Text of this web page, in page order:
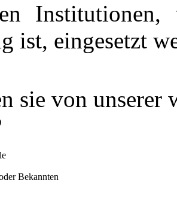
Institutionen,
ist, eingesetzt
sie von unserer
Bekannten